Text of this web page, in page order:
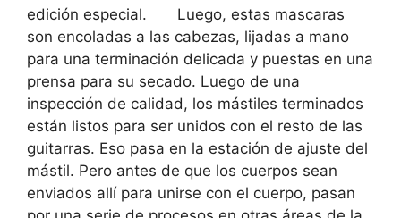
edición especial.
Luego, estas mascaras
son encoladas a las cabezas, lijadas a mano
para una terminación delicada y puestas en una
prensa para su secado. Luego de una
inspección de calidad, los mástiles terminados
están listos para ser unidos con el resto de las
guitarras. Eso pasa en la estación de ajuste del
mástil. Pero antes de que los cuerpos sean
enviados allí para unirse con el cuerpo, pasan